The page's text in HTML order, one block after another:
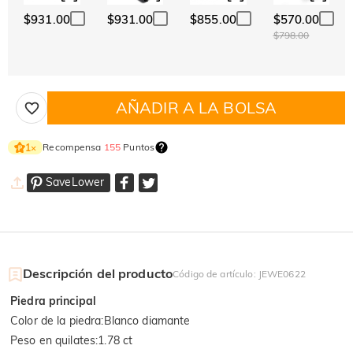
$931.00 $931.00 $855.00 $570.00
$798.00
AÑADIR A LA BOLSA
1× Recompensa 155 Puntos
SaveLower
Descripción del productoCódigo de artículo : JEWE0622
Piedra principal
Color de la piedra:Blanco diamante
Peso en quilates:1.78 ct